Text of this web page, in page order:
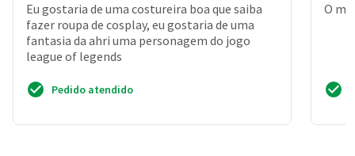
Eu gostaria de uma costureira boa que saiba
fazer roupa de cosplay, eu gostaria de uma
fantasia da ahri uma personagem do jogo
league of legends
Pedido atendido
O